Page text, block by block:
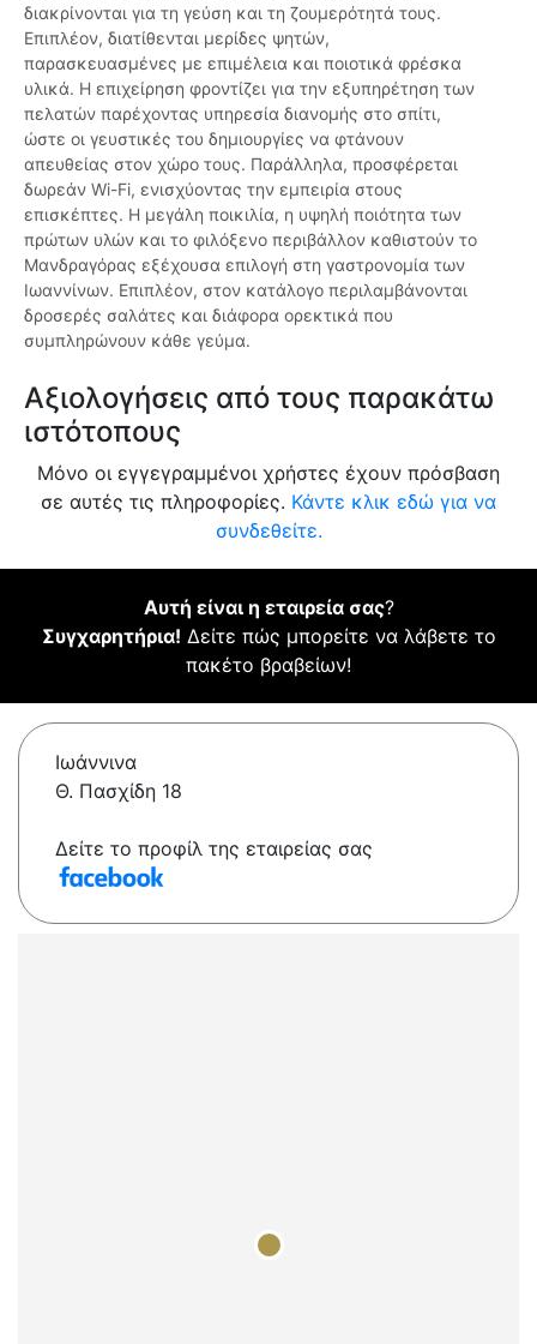
διακρίνονται για τη γεύση και τη ζουμερότητά τους.
Επιπλέον, διατίθενται μερίδες ψητών,
παρασκευασμένες με επιμέλεια και ποιοτικά φρέσκα
υλικά. Η επιχείρηση φροντίζει για την εξυπηρέτηση των
πελατών παρέχοντας υπηρεσία διανομής στο σπίτι,
ώστε οι γευστικές του δημιουργίες να φτάνουν
απευθείας στον χώρο τους. Παράλληλα, προσφέρεται
δωρεάν Wi-Fi, ενισχύοντας την εμπειρία στους
επισκέπτες. Η μεγάλη ποικιλία, η υψηλή ποιότητα των
πρώτων υλών και το φιλόξενο περιβάλλον καθιστούν το
Μανδραγόρας εξέχουσα επιλογή στη γαστρονομία των
Ιωαννίνων. Επιπλέον, στον κατάλογο περιλαμβάνονται
δροσερές σαλάτες και διάφορα ορεκτικά που
συμπληρώνουν κάθε γεύμα.
Αξιολογήσεις από τους παρακάτω
ιστότοπους
Μόνο οι εγγεγραμμένοι χρήστες έχουν πρόσβαση
σε αυτές τις πληροφορίες. Κάντε κλικ εδώ για να
συνδεθείτε.
Αυτή είναι η εταιρεία σας?
Συγχαρητήρια! Δείτε πώς μπορείτε να λάβετε το
πακέτο βραβείων!
Ιωάννινα
Θ. Πασχίδη 18
Δείτε το προφίλ της εταιρείας σας